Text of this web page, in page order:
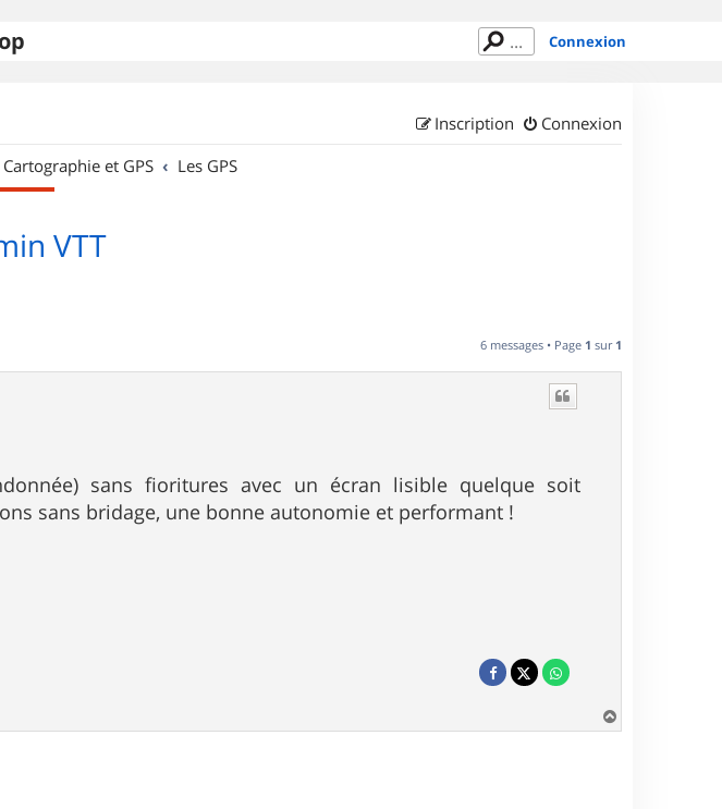
Connexion
Connexion
Inscription
Cartographie et GPS Les GPS
VTT
6 messages • Page 1 sur 1
sans fioritures avec un écran lisible quelque soit
sans bridage, une bonne autonomie et performant !
a